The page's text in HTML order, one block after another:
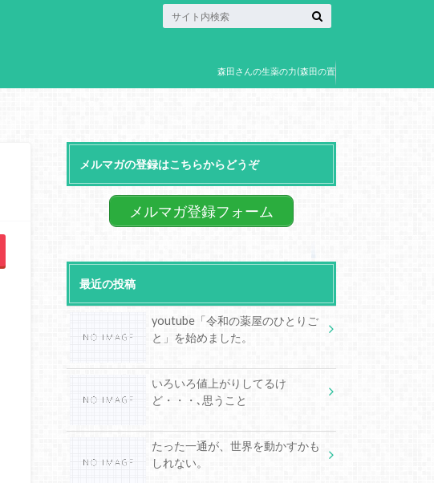
森田さんの生薬の力(森田の置
メルマガの登録はこちらからどうぞ
メルマガ登録フォーム
最近の投稿
youtube「令和の薬屋のひとりご
と」を始めました。
いろいろ値上がりしてるけ
ど・・・､思うこと
たった一通が、世界を動かすかも
しれない。